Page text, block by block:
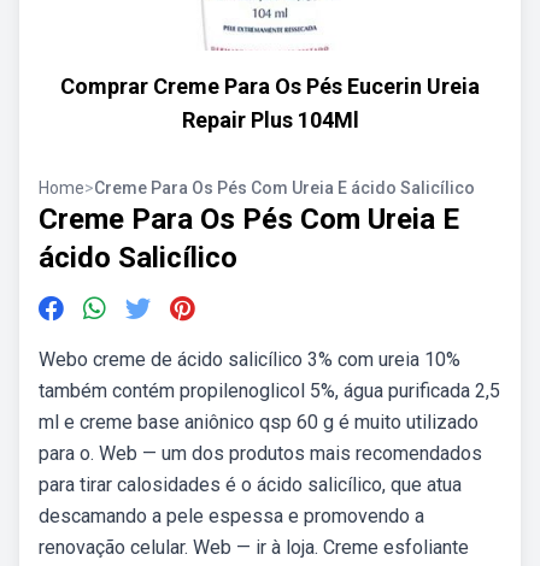
Comprar Creme Para Os Pés Eucerin Ureia
Repair Plus 104Ml
Home>Creme Para Os Pés Com Ureia E ácido Salicílico
Creme Para Os Pés Com Ureia E
ácido Salicílico
Webo creme de ácido salicílico 3% com ureia 10%
também contém propilenoglicol 5%, água purificada 2,5
ml e creme base aniônico qsp 60 g é muito utilizado
para o. Web — um dos produtos mais recomendados
para tirar calosidades é o ácido salicílico, que atua
descamando a pele espessa e promovendo a
renovação celular. Web — ir à loja. Creme esfoliante